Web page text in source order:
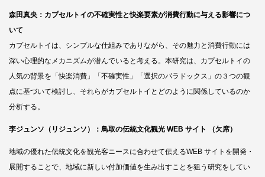
森田真央：カプセルトイの不確実性と快楽要素が消費行動に与える影響につ
いて
カプセルトイは、シンプルな仕組みでありながら、その魅力と消費行動には
深い心理的なメカニズムが潜んでいると考える。本研究は、カプセルトイの
人気の背景を「快楽消費」「不確実性」「選択のパラドックス」の３つの観
点に基づいて検討し、それらがカプセルトイとどのように関係しているのか
分析する。
李ジュンソ （リジュンソ） ：鳥取の伝統文化観光WEB サイト （欠席）
地域の優れた伝統文化を観光客ニースに合わせて伝えるWEB サイトを開発・
展開することで、地域に新しい付加価値を生み出すことを狙う研究をしてい